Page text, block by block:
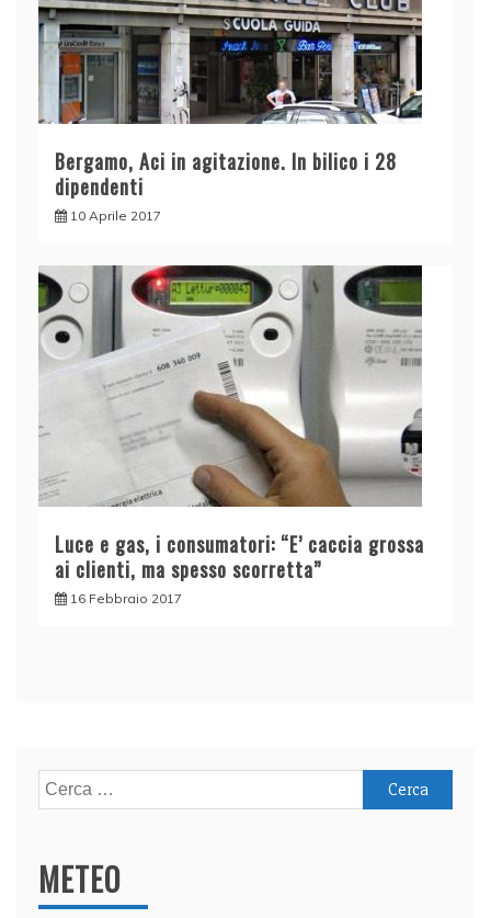
Bergamo, Aci in agitazione. In bilico i 28
dipendenti
10 Aprile 2017
Luce e gas, i consumatori: “E’ caccia grossa
ai clienti, ma spesso scorretta”
16 Febbraio 2017
Ricerca
per:
METEO